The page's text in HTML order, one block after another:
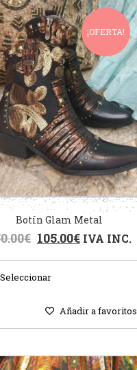
¡OFERTA!
Botín Glam Metal
€ 105.00€ IVA INC.
Añadir a favoritos